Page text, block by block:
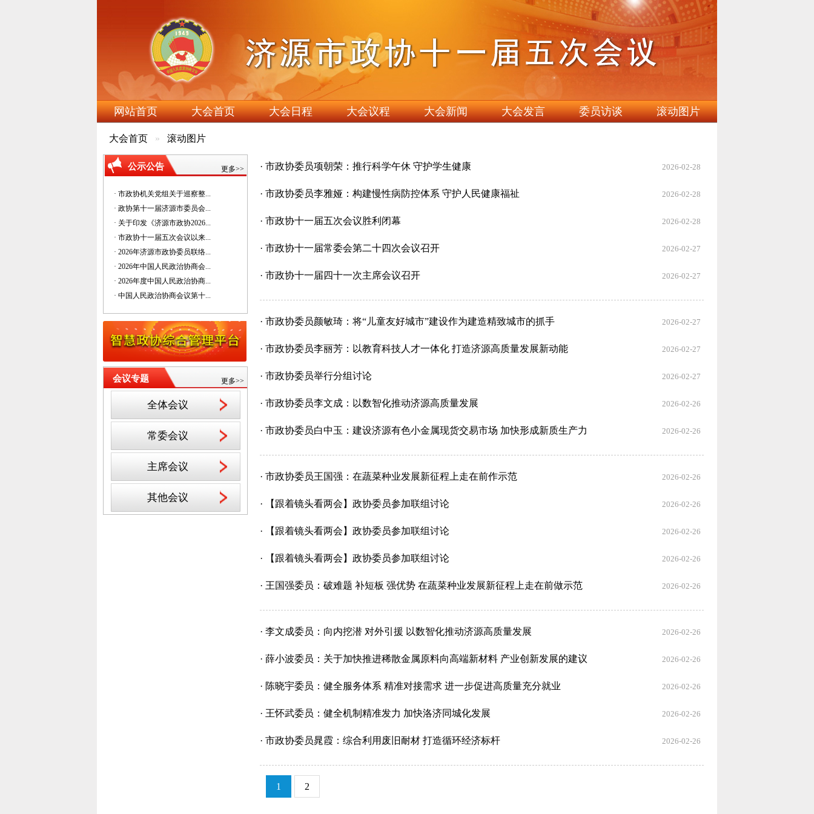
网站首页 大会首页 大会日程 大会议程 大会新闻 大会发言 委员访谈 滚动图片
大会首页 滚动图片
公示公告 更多>>
· 市政协机关党组关于巡察整...
· 政协第十一届济源市委员会...
· 关于印发《济源市政协2026...
· 市政协十一届五次会议以来...
· 2026年济源市政协委员联络...
· 2026年中国人民政治协商会...
· 2026年度中国人民政治协商...
· 中国人民政治协商会议第十...
会议专题 更多>>
全体会议
常委会议
主席会议
其他会议
· 市政协委员项朝荣：推行科学午休 守护学生健康 2026-02-28
· 市政协委员李雅娅：构建慢性病防控体系 守护人民健康福祉 2026-02-28
· 市政协十一届五次会议胜利闭幕 2026-02-28
· 市政协十一届常委会第二十四次会议召开 2026-02-27
· 市政协十一届四十一次主席会议召开 2026-02-27
· 市政协委员颜敏琦：将“儿童友好城市”建设作为建造精致城市的抓手 2026-02-27
· 市政协委员李丽芳：以教育科技人才一体化 打造济源高质量发展新动能 2026-02-27
· 市政协委员举行分组讨论 2026-02-27
· 市政协委员李文成：以数智化推动济源高质量发展 2026-02-26
· 市政协委员白中玉：建设济源有色小金属现货交易市场 加快形成新质生产力 2026-02-26
· 市政协委员王国强：在蔬菜种业发展新征程上走在前作示范 2026-02-26
· 【跟着镜头看两会】政协委员参加联组讨论 2026-02-26
· 【跟着镜头看两会】政协委员参加联组讨论 2026-02-26
· 【跟着镜头看两会】政协委员参加联组讨论 2026-02-26
· 王国强委员：破难题 补短板 强优势 在蔬菜种业发展新征程上走在前做示范 2026-02-26
· 李文成委员：向内挖潜 对外引援 以数智化推动济源高质量发展 2026-02-26
· 薛小波委员：关于加快推进稀散金属原料向高端新材料 产业创新发展的建议 2026-02-26
· 陈晓宇委员：健全服务体系 精准对接需求 进一步促进高质量充分就业 2026-02-26
· 王怀武委员：健全机制精准发力 加快洛济同城化发展 2026-02-26
· 市政协委员晁霞：综合利用废旧耐材 打造循环经济标杆 2026-02-26
1 2